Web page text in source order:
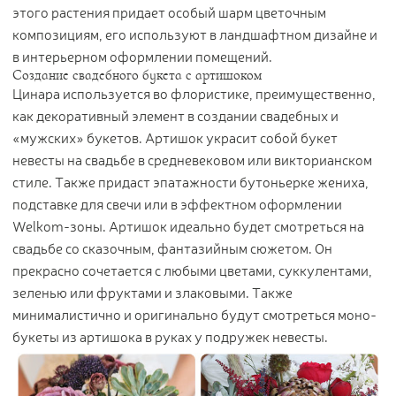
этого растения придает особый шарм цветочным
композициям, его используют в ландшафтном дизайне и
в интерьерном оформлении помещений.
Создание свадебного букета с артишоком
Цинара используется во флористике, преимущественно,
как декоративный элемент в создании свадебных и
«мужских» букетов. Артишок украсит собой букет
невесты на свадьбе в средневековом или викторианском
стиле. Также придаст эпатажности бутоньерке жениха,
подставке для свечи или в эффектном оформлении
Welkom-зоны. Артишок идеально будет смотреться на
свадьбе со сказочным, фантазийным сюжетом. Он
прекрасно сочетается с любыми цветами, суккулентами,
зеленью или фруктами и злаковыми. Также
минималистично и оригинально будут смотреться моно-
букеты из артишока в руках у подружек невесты.